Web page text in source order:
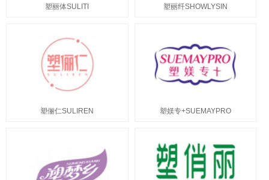
塑丽体SULITI 塑丽纤SHOWLYSIN
塑俪仁SULIREN 塑媄专+SUEMAYPRO